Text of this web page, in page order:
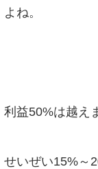
よね。
利益50%は越え
せいぜい15%～